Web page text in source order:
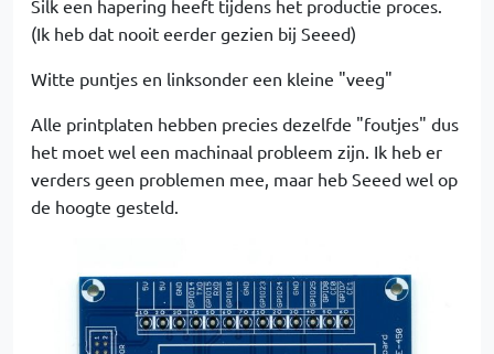
Silk een hapering heeft tijdens het productie proces.
(Ik heb dat nooit eerder gezien bij Seeed)
Witte puntjes en linksonder een kleine "veeg"
Alle printplaten hebben precies dezelfde "foutjes" dus
het moet wel een machinaal probleem zijn. Ik heb er
verders geen problemen mee, maar heb Seeed wel op
de hoogte gesteld.